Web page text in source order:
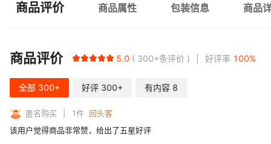
商品评价 商品属性 包装信息 商品
商品评价 5.0 300+条评价 好评率 100%
全部 300+ 好评 300+ 有内容 8
匿名购买 1件 回头客
该用户觉得商品非常赞，给出了五星好评